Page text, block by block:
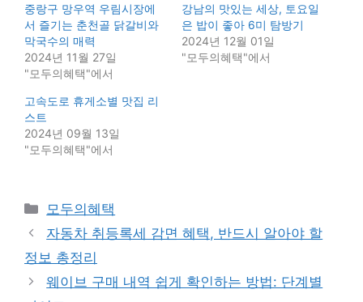
중랑구 망우역 우림시장에
서 즐기는 춘천골 닭갈비와
막국수의 매력
2024년 11월 27일
"모두의혜택"에서
강남의 맛있는 세상, 토요일
은 밥이 좋아 6미 탐방기
2024년 12월 01일
"모두의혜택"에서
고속도로 휴게소별 맛집 리
스트
2024년 09월 13일
"모두의혜택"에서
Categories
모두의혜택
자동차 취등록세 감면 혜택, 반드시 알아야 할
정보 총정리
웨이브 구매 내역 쉽게 확인하는 방법: 단계별